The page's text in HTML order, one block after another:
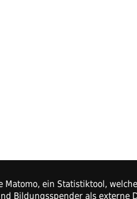
Matomo, ein Statistiktool,
Bildungsspender als externe